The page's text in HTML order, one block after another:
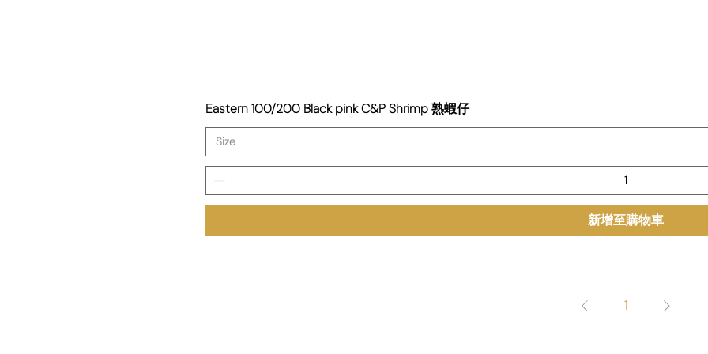
Eastern 100/200 Black pink C&P Shrimp 熟蝦仔
Size
新增至購物車
1